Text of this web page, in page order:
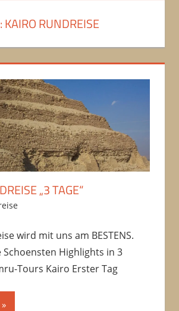
KAIRO RUNDREISE
„3 TAGE“
wird mit uns am BESTENS.
Schoensten Highlights in 3
Tours Kairo Erster Tag